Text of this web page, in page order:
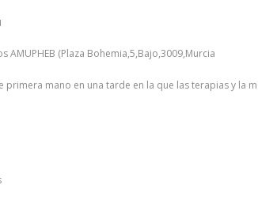
AMUPHEB (Plaza Bohemia,5,Bajo,3009,Murcia
mano en una tarde en la que las terapias y la